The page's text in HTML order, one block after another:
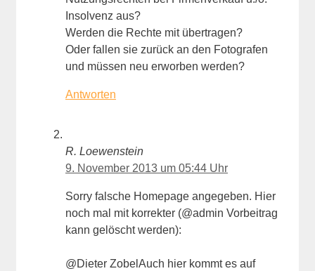
Insolvenz aus?
Werden die Rechte mit übertragen?
Oder fallen sie zurück an den Fotografen
und müssen neu erworben werden?
Antworten
R. Loewenstein
9. November 2013 um 05:44 Uhr
Sorry falsche Homepage angegeben. Hier
noch mal mit korrekter (@admin Vorbeitrag
kann gelöscht werden):
@Dieter ZobelAuch hier kommt es auf